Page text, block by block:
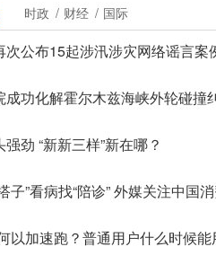
时政 财经 国际
次公布15起涉汛涉灾网络谣言案
成功化解霍尔木兹海峡外轮碰撞
劲 “新新三样”新在哪？
子”看病找“陪诊” 外媒关注中国
以加速跑？普通用户什么时候能